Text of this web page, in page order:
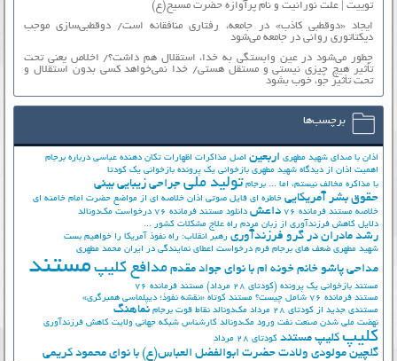
توییت | علت نورانیت و نام پرآوازه حضرت مسیح(ع)
ایجاد «دوقطبی کاذب» در جامعه، رفتاری منافقانه است/ دوقطبی‌سازی موجب
دیکتاتوری روانی در جامعه می‌شود
چطور می‌شود در عین وابستگی به خدا، استقلال هم داشت؟/ اخلاص یعنی تحت
تأثیر هیچ چیزی نیستی و مستقل هستی/ خدا نمی‌خواهد کسی بدون استقلال و
تحت تأثیر جوّ، خوب بشود
برچسب‌ها
اذان با صدای شهید مطهری اربعین اصل مذاکرات اظهارات تکان دهنده عباسی درباره برجام
اهمیت اذان از دیدگاه شهید مطهری بازخوانی یک پرونده بازخوانی یک کودتا
با مذاکره مخالف نیستم، اما ... برجام تولید ملی جراحی زیبایی بینی
حقوق بشر آمریکایی خاطره ای فایل صوتی اذان خلاصه ای از مواضع حضرت امام خامنه ای
خلاصه مستند فرمانده 76
داعش دانلود مستند فرمانده 76
درخواست مک‌دونالد
دلایل کاهش فرزندآوری از زبان مردم راه علاج مشکلات کشور ...
رشد مادران در گرو فرزندآوری رهبر انقلاب: راه نفوذ آمریکا را خواهیم بست
شهید مطهری ضعف های برجام فرم درخواست اعطای نمایندگی در ایران محمد مطهری
مداحی پاشو خانم خونه ام با نوای جواد مقدم مدافع کلیپ مستند
مستند بازخوانی یک پرونده (کودتای 28 مرداد)
مستند فرمانده 76
مستند فرمانده 76 شامل چیست؟
مستند کوتاه «نقشه نفوذ؛ دیپلماسی همبرگری»
مستندی جدید از کودتای 28 مرداد
مک‌دونالد نقاط قوت برجام نماهنگ
نهضت ملي شدن صنعت نفت ورود مک‌دونالد کارشناس شبکه جهانی ولایت کاهش فرزندآوری
کلیپ کلیپ مستند کودتای 28 مرداد
گلچین مولودی ولادت حضرت ابوالفضل العباس(ع) با نوای محمود کریمی